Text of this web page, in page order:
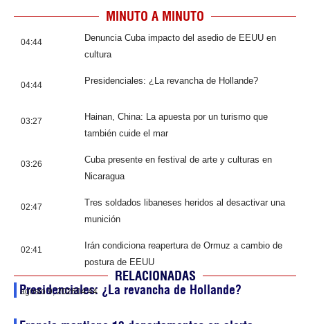
MINUTO A MINUTO
04:44
Denuncia Cuba impacto del asedio de EEUU en
cultura
04:44 Presidenciales: ¿La revancha de Hollande?
03:27
Hainan, China: La apuesta por un turismo que
también cuide el mar
03:26
Cuba presente en festival de arte y culturas en
Nicaragua
02:47
Tres soldados libaneses heridos al desactivar una
munición
02:41
Irán condiciona reapertura de Ormuz a cambio de
postura de EEUU
RELACIONADAS
Presidenciales: ¿La revancha de Hollande?
agosto 9, 202604:44